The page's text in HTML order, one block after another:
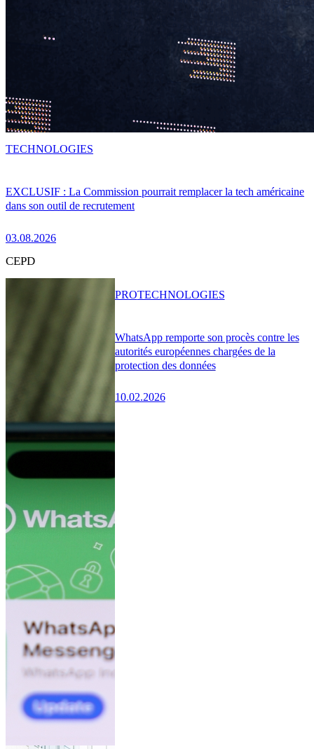
EXCLUSIF : La Commission pourrait remplacer la tech américaine
dans son outil de recrutement
03.08.2026
TECHNOLOGIES
CEPD
WhatsApp remporte son procès contre les
autorités européennes chargées de la
protection des données
10.02.2026
PROTECHNOLOGIES